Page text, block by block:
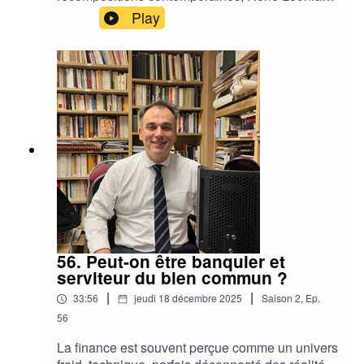
revisite les grands tournants de l’Église
arménienne et montre comment cette histoire
longue permet de mieux comprendre les enjeux
d’aujourd’hui.
Play
56. Peut-on être banquier et
serviteur du bien commun ?
33:56 | jeudi 18 décembre 2025 | Saison 2, Ep.
56
La finance est souvent perçue comme un univers